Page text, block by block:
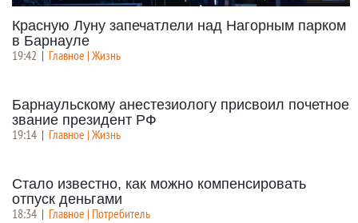
Красную Луну запечатлели над Нагорным парком
в Барнауле
19:42 | Главное | Жизнь
Барнаульскому анестезиологу присвоил почетное
звание президент РФ
19:14 | Главное | Жизнь
Стало известно, как можно компенсировать
отпуск деньгами
18:34 | Главное | Потребитель